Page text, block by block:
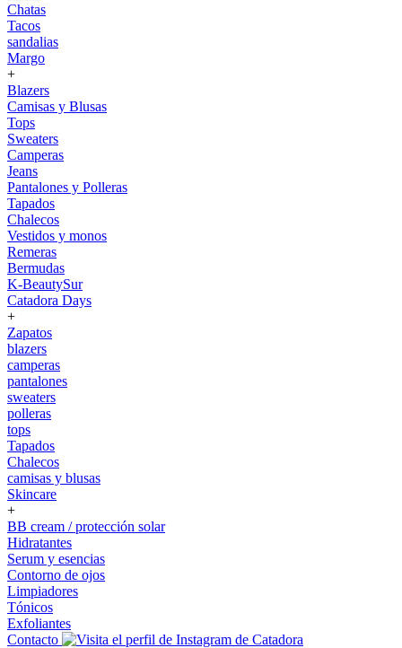
Chatas
Tacos
sandalias
Margo
+
Blazers
Camisas y Blusas
Tops
Sweaters
Camperas
Jeans
Pantalones y Polleras
Tapados
Chalecos
Vestidos y monos
Remeras
Bermudas
K-BeautySur
Catadora Days
+
Zapatos
blazers
camperas
pantalones
sweaters
polleras
tops
Tapados
Chalecos
camisas y blusas
Skincare
+
BB cream / protección solar
Hidratantes
Serum y esencias
Contorno de ojos
Limpiadores
Tónicos
Exfoliantes
Contacto